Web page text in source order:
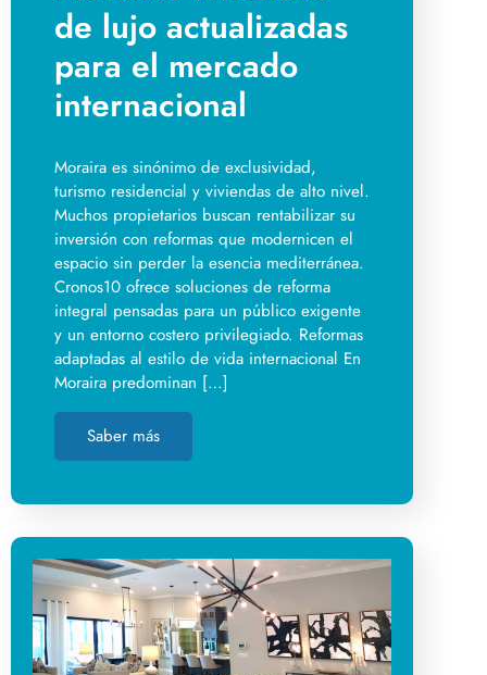
de lujo actualizadas
para el mercado
internacional
Moraira es sinónimo de exclusividad,
turismo residencial y viviendas de alto nivel.
Muchos propietarios buscan rentabilizar su
inversión con reformas que modernicen el
espacio sin perder la esencia mediterránea.
Cronos10 ofrece soluciones de reforma
integral pensadas para un público exigente
y un entorno costero privilegiado. Reformas
adaptadas al estilo de vida internacional En
Moraira predominan […]
Saber más